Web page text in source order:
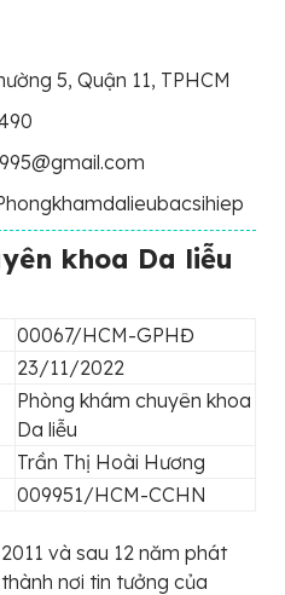
5, Quận 11, TPHCM
khoa Da liễu
00067/HCM-GPHĐ
23/11/2022
Phòng khám chuyên khoa
Da liễu
Trần Thị Hoài Hương
009951/HCM-CCHN
và sau 12 năm phát
nơi tin tưởng của